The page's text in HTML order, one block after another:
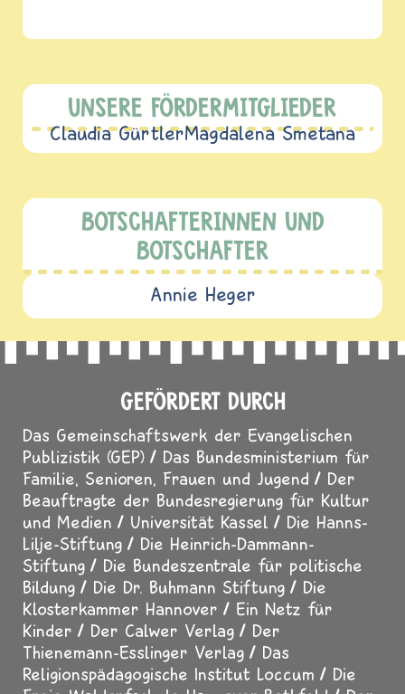
UNSERE FÖRDERMITGLIEDER
Claudia GürtlerMagdalena Smetana
BOTSCHAFTERINNEN UND
BOTSCHAFTER
Annie Heger
GEFÖRDERT DURCH
Das Gemeinschaftswerk der Evangelischen
Publizistik (GEP)
Das Bundesministerium für
Familie, Senioren, Frauen und Jugend
Der
Beauftragte der Bundesregierung für Kultur
und Medien
Universität Kassel
Die Hanns-
Lilje-Stiftung
Die Heinrich-Dammann-
Stiftung
Die Bundeszentrale für politische
Bildung
Die Dr. Buhmann Stiftung
Die
Klosterkammer Hannover
Ein Netz für
Kinder
Der Calwer Verlag
Der
Thienemann-Esslinger Verlag
Das
Religionspädagogische Institut Loccum
Die